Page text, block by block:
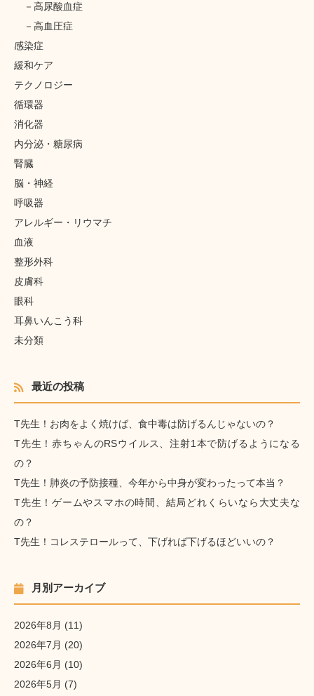
高尿酸血症
高血圧症
感染症
緩和ケア
テクノロジー
循環器
消化器
内分泌・糖尿病
腎臓
脳・神経
呼吸器
アレルギー・リウマチ
血液
整形外科
皮膚科
眼科
耳鼻いんこう科
未分類
最近の投稿
T先生！お肉をよく焼けば、食中毒は防げるんじゃないの？
T先生！赤ちゃんのRSウイルス、注射1本で防げるようになる
の？
T先生！肺炎の予防接種、今年から中身が変わったって本当？
T先生！ゲームやスマホの時間、結局どれくらいなら大丈夫な
の？
T先生！コレステロールって、下げれば下げるほどいいの？
月別アーカイブ
2026年8月 (11)
2026年7月 (20)
2026年6月 (10)
2026年5月 (7)